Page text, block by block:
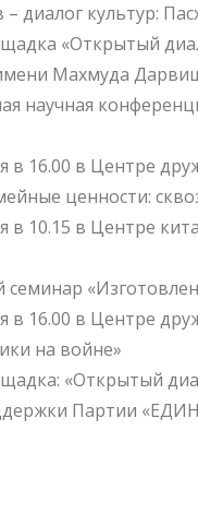
диалог культур:
«Открытый
Махмуда
научная
в 16.00 в Центре
ценности:
в 10.15 в Центре
в 16.00 в Центре
на войне»
«Открытый
Партии